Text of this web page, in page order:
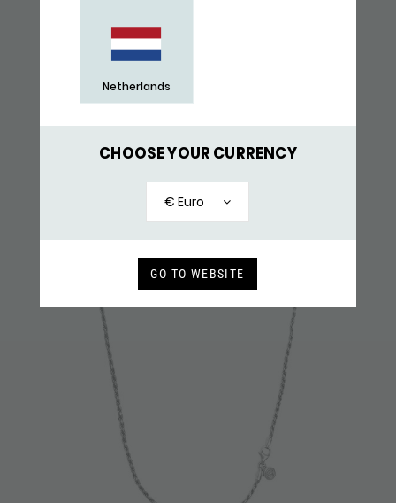
Netherlands
CHOOSE YOUR CURRENCY
€ Euro
GO TO WEBSITE
680 HANGER ZILVER
RECENT BEKEKEN